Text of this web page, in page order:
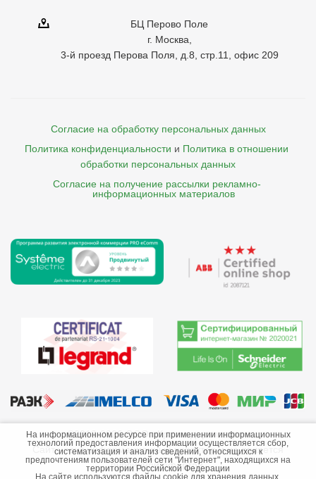
БЦ Перово Поле
г. Москва,
3-й проезд Перова Поля, д.8, стр.11, офис 209
Согласие на обработку персональных данных
Политика конфиденциальности и Политика в отношении
обработки персональных данных
Согласие на получение рассылки рекламно-
    информационных материалов
©2013-2026 ООО «Краснодарэлектро»
Сайт носит информационный характер и не является
публичной офертой.
На информационном ресурсе при применении информационных
технологий предоставления информации осуществляется сбор,
систематизация и анализ сведений, относящихся к
предпочтениям пользователей сети "Интернет", находящихся на
территории Российской Федерации
На сайте используются файлы cookie для хранения данных.